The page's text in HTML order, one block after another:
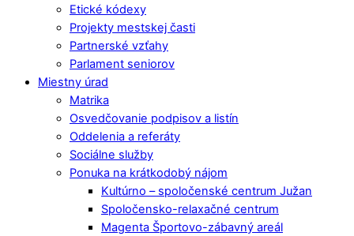
Etické kódexy
Projekty mestskej časti
Partnerské vzťahy
Parlament seniorov
Miestny úrad
Matrika
Osvedčovanie podpisov a listín
Oddelenia a referáty
Sociálne služby
Ponuka na krátkodobý nájom
Kultúrno – spoločenské centrum Južan
Spoločensko-relaxačné centrum
Magenta Športovo-zábavný areál